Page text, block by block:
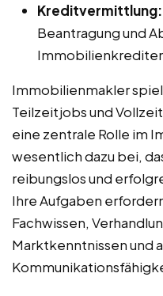
Kreditvermittlung:
Beantragung und
Immobilienmakler
Teilzeitjobs und
eine zentrale Rolle im
wesentlich dazu bei,
reibungslos und
Ihre Aufgaben
Fachwissen,
Marktkenntnissen und